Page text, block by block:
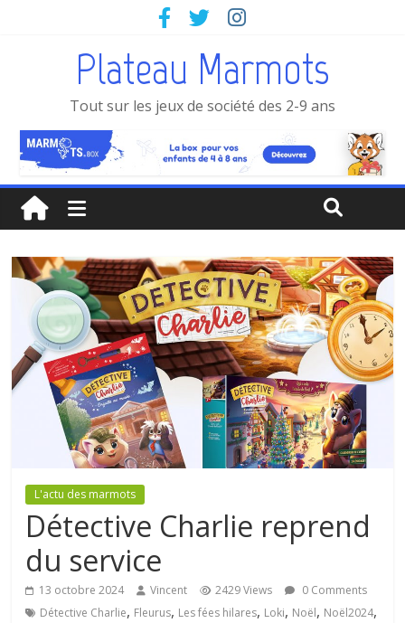
Plateau Marmots
Tout sur les jeux de société des 2-9 ans
L'actu des marmots
Détective Charlie reprend
du service
13 octobre 2024 Vincent 2429 Views
0 Comments
Détective Charlie, Fleurus, Les fées hilares, Loki, Noël, Noël2024,